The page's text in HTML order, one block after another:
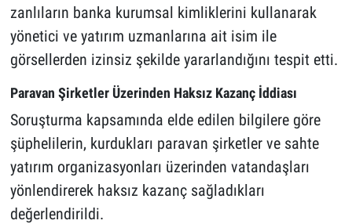
zanlıların banka kurumsal kimliklerini kullanarak
yönetici ve yatırım uzmanlarına ait isim ile
görsellerden izinsiz şekilde yararlandığını tespit etti.
Paravan Şirketler Üzerinden Haksız Kazanç İddiası
Soruşturma kapsamında elde edilen bilgilere göre
şüphelilerin, kurdukları paravan şirketler ve sahte
yatırım organizasyonları üzerinden vatandaşları
yönlendirerek haksız kazanç sağladıkları
değerlendirildi.